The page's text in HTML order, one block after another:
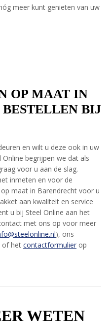
meer kunt genieten van uw
OP MAAT IN
BIJ
en wilt u deze ook in uw
begrijpen we dat als
voor u aan de slag.
inmeten en voor de
maat in Barendrecht voor u
aan kwaliteit en service
u bij Steel Online aan het
met ons op voor meer
), ons
of het contactformulier op
WETEN